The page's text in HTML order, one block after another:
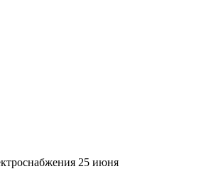
25 июня